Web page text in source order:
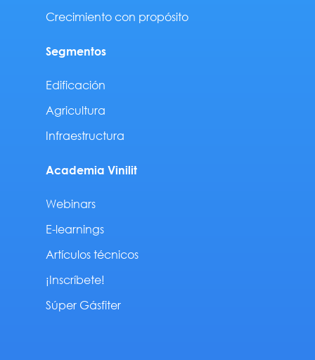
Crecimiento con propósito
Segmentos
Edificación
Agricultura
Infraestructura
Academia Vinilit
Webinars
E-learnings
Artículos técnicos
¡Inscríbete!
Súper Gásfiter